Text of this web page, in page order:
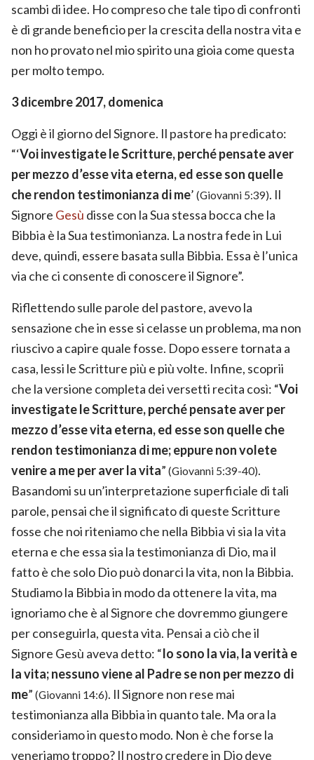
scambi di idee. Ho compreso che tale tipo di confronti
è di grande beneficio per la crescita della nostra vita e
non ho provato nel mio spirito una gioia come questa
per molto tempo.
3 dicembre 2017, domenica
Oggi è il giorno del Signore. Il pastore ha predicato:
“‘Voi investigate le Scritture, perché pensate aver
per mezzo d’esse vita eterna, ed esse son quelle
che rendon testimonianza di me’ (Giovanni 5:39). Il
Signore Gesù disse con la Sua stessa bocca che la
Bibbia è la Sua testimonianza. La nostra fede in Lui
deve, quindi, essere basata sulla Bibbia. Essa è l’unica
via che ci consente di conoscere il Signore”.
Riflettendo sulle parole del pastore, avevo la
sensazione che in esse si celasse un problema, ma non
riuscivo a capire quale fosse. Dopo essere tornata a
casa, lessi le Scritture più e più volte. Infine, scoprii
che la versione completa dei versetti recita così: “Voi
investigate le Scritture, perché pensate aver per
mezzo d’esse vita eterna, ed esse son quelle che
rendon testimonianza di me; eppure non volete
venire a me per aver la vita” (Giovanni 5:39-40).
Basandomi su un’interpretazione superficiale di tali
parole, pensai che il significato di queste Scritture
fosse che noi riteniamo che nella Bibbia vi sia la vita
eterna e che essa sia la testimonianza di Dio, ma il
fatto è che solo Dio può donarci la vita, non la Bibbia.
Studiamo la Bibbia in modo da ottenere la vita, ma
ignoriamo che è al Signore che dovremmo giungere
per conseguirla, questa vita. Pensai a ciò che il
Signore Gesù aveva detto: “Io sono la via, la verità e
la vita; nessuno viene al Padre se non per mezzo di
me” (Giovanni 14:6). Il Signore non rese mai
testimonianza alla Bibbia in quanto tale. Ma ora la
consideriamo in questo modo. Non è che forse la
veneriamo troppo? Il nostro credere in Dio deve